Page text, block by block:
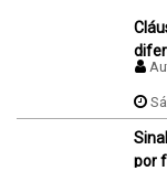
da
por